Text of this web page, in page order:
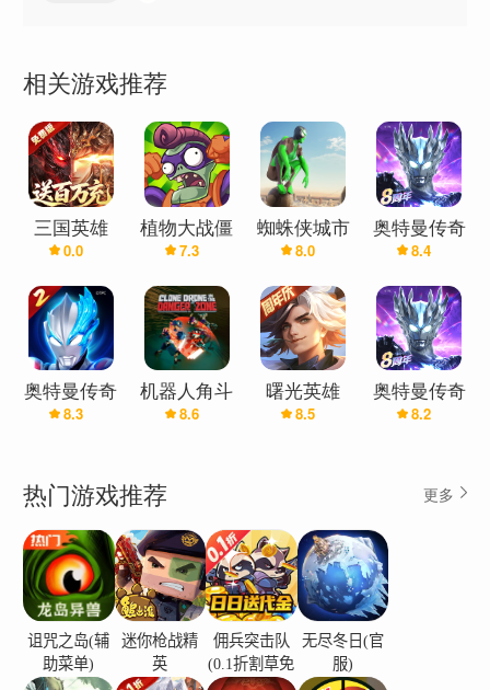
相关游戏推荐
三国英雄
(0.1折幻想
免费版)
0.0
植物大战僵
尸英雄(pvz
英雄)
7.3
蜘蛛侠城市
英雄
8.0
奥特曼传奇
英雄
8.4
奥特曼传奇
英雄2-二周
8.3
机器人角斗
场
8.6
曙光英雄
8.5
奥特曼传奇
英雄(九游
8.2
热门游戏推荐 更多
诅咒之岛(辅
助菜单)
迷你枪战精
英
佣兵突击队
(0.1折割草免
费版)
无尽冬日(官
服)